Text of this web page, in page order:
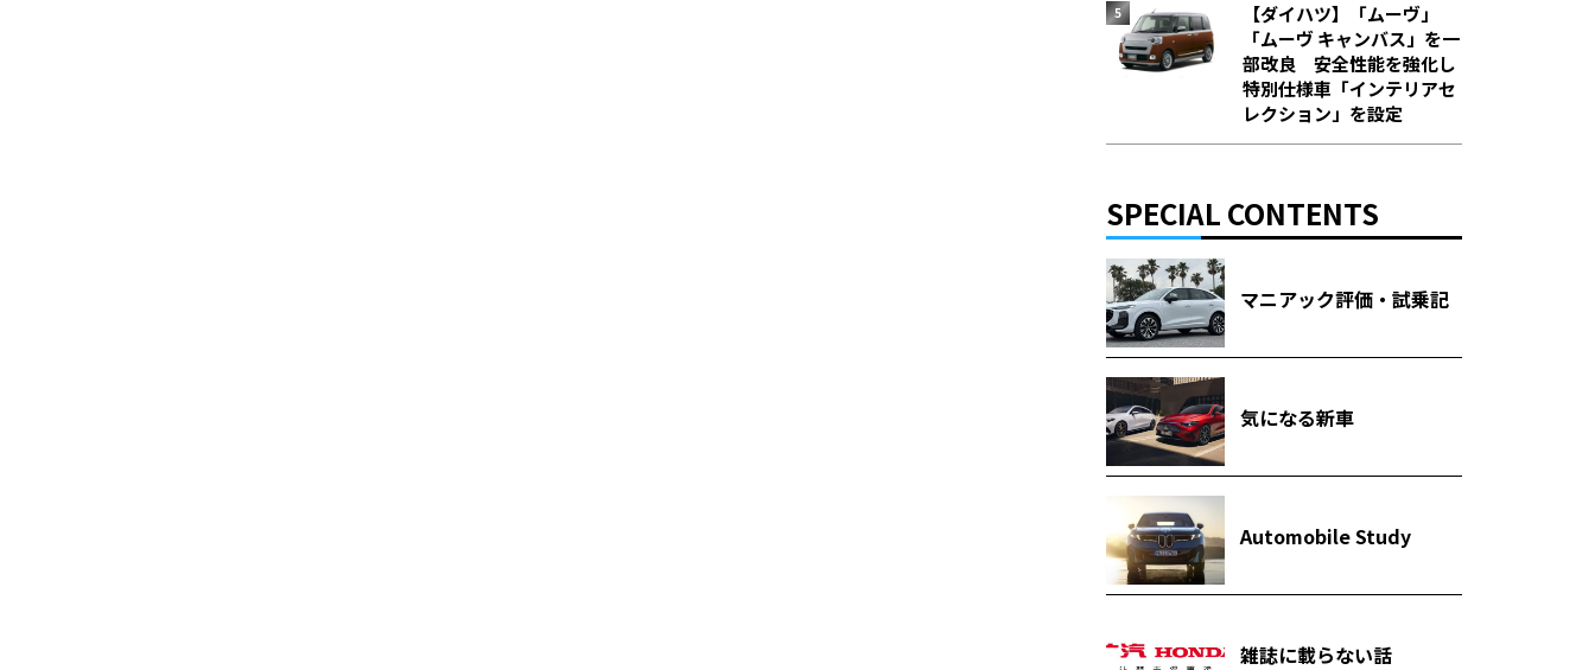
【ダイハツ】「ムーヴ」
「ムーヴ キャンバス」を一
部改良 安全性能を強化し
特別仕様車「インテリアセ
レクション」を設定
SPECIAL CONTENTS
マニアック評価・試乗記
気になる新車
Automobile Study
雑誌に載らない話